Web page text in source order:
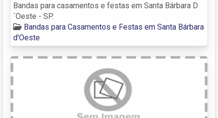
Bandas para casamentos e festas em Santa Bárbara D
´Oeste - SP.
Bandas para Casamentos e Festas em Santa Bárbara
d'Oeste